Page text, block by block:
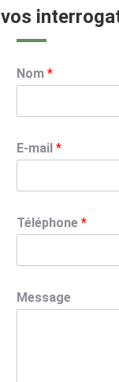
vos
Nom *
E-mail *
Téléphone *
Message